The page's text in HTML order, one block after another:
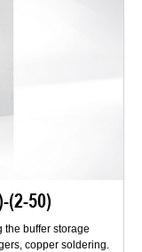
(2-50)
the buffer storage
copper soldering.